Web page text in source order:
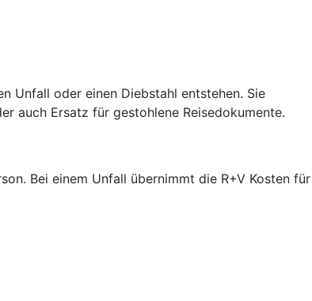
Unfall oder einen Diebstahl entstehen. Sie
auch Ersatz für gestohlene Reisedokumente.
Bei einem Unfall übernimmt die R+V Kosten für